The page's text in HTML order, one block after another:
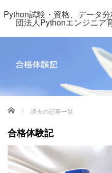
Python試験・資格、データ
団法人Pythonエンジニア
ホーム 過去の記事一覧
合格体験記